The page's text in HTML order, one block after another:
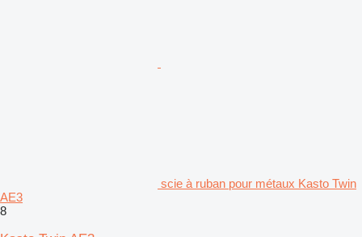
scie à ruban pour métaux Kasto Twin
AE3
8